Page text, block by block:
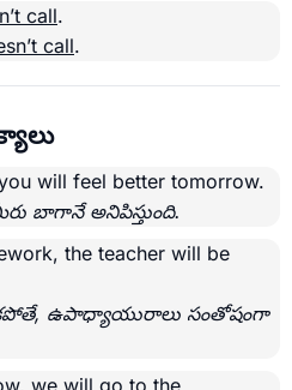
call.
call.
will feel better tomorrow.
బాగానే అనిపిస్తుంది.
the teacher will be
ఉపాధ్యాయురాలు సంతోషంగా
we will go to the